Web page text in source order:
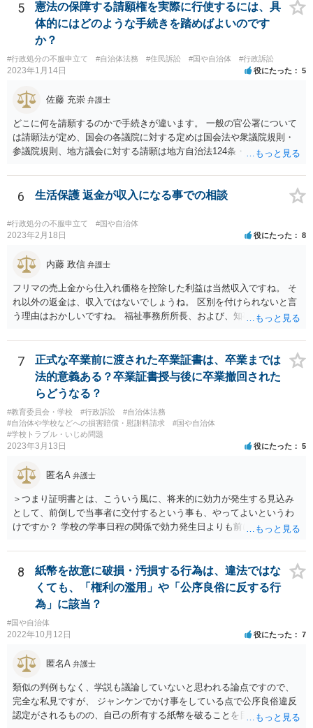
5
憲法の保障する請願権を実際に行使するには、具
体的にはどのような手続きを踏めばよいのです
か？
#行政処分の不服申立て #自治体法務 #住民訴訟 #国や自治体 #行政訴訟
2023年1月14日 役にたった 5
佐藤 充崇 弁護士
どこに何を請願するのかで手続きが違います。 一般の官公署について
は請願法が定め、国会の各議院に対する定めは国会法や衆議院規則・
参議院規則、地方議会に対する請願は地方自治法124条・125条が定め
スムースかと思います。
6 生活保護 返金が収入になる事での相談
#行政処分の不服申立て #国や自治体
2023年2月18日 役にたった 8
内藤 政信 弁護士
フリマの売上金から仕入れ価格を控除した利益は当然収入ですね。 そ
れ以外の返金は、収入ではないでしょうね。 区別を付けられないと言
う理由はおかしいですね。 福祉事務所所長、および、知事、および、
でしょう。
7
正式な卒業前に渡された卒業証書は、卒業までは
法的意義ある？卒業証書授与後に卒業撤回された
らどうなる？
#教育委員会・学校 #行政訴訟
#自治体法務
#自治体や学校などへの損害賠償・慰謝料請求
#国や自治体
#学校トラブル・いじめ問題
2023年3月13日 役にたった 5
匿名A 弁護士
＞つまり証明書とは、こういう風に、将来的に効力が発生する見込み
として、前倒しで当事者に交付するという事も、やってよいというわ
けですか？ 学校の学事日程の関係で効力発生日よりも前に交付したか
でしょう。 両者をそろえるに越したことはないですが、卒業式の日程
自体は各学校によって慣例として定められることが多いですし、学籍
離脱日も、学校によって異なるようですから、そのこと自体に特に問
題はないでしょう。 ＞万一、効力発生日より前に、その効力が無効と
なる出来事が起こったとしたら、その証明書は効力を発生する事な
く、証明書としては無効化されるということですね？ そう考えるのが
自然でしょう。 ただし、卒業証書自体は、通常記載されている内容
が、全課程を修了したという事実について記載されており、卒業式時
点では、そのこと自体は過去の事実として間違いないので、卒業証書
自体の無効かどうかという法的な効力を議論するものではないでしょ
う。 問題は、証書そのものではなく、在学中に何らかの問題を起こし
て学籍を剥奪されたかどうか、ということなので、厳密に言えば卒業
証書自体の議論とは直接関係しないと思います。
8
紙幣を故意に破損・汚損する行為は、違法ではな
くても、「権利の濫用」や「公序良俗に反する行
為」に該当？
#国や自治体
2022年10月12日 役にたった 7
匿名A 弁護士
類似の判例もなく、学説も議論していないと思われる論点ですので、
完全な私見ですが、 ジャンケンでかけ事をしている点で公序良俗違反
認定がされるものの、自己の所有する紙幣を破ることを目的とするこ